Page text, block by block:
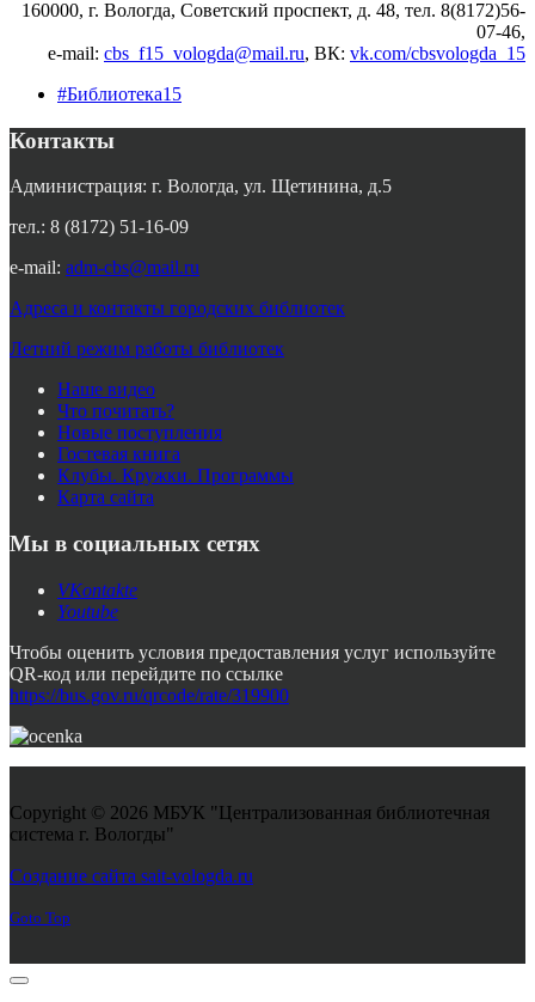
160000, г. Вологда, Советский проспект, д. 48, тел. 8(8172)56-
07-46,
e-mail: cbs_f15_vologda@mail.ru, ВК: vk.com/cbsvologda_15
#Библиотека15
Контакты
Администрация: г. Вологда, ул. Щетинина, д.5
тел.: 8 (8172) 51-16-09
e-mail: adm-cbs@mail.ru
Адреса и контакты городских библиотек
Летний режим работы библиотек
Наше видео
Что почитать?
Новые поступления
Гостевая книга
Клубы. Кружки. Программы
Карта сайта
Мы в социальных сетях
VKontakte
Youtube
Чтобы оценить условия предоставления услуг используйте
QR-код или перейдите по ссылке
https://bus.gov.ru/qrcode/rate/319900
Copyright © 2026 МБУК "Централизованная библиотечная
система г. Вологды"
Создание сайта sait-vologda.ru
Goto Top